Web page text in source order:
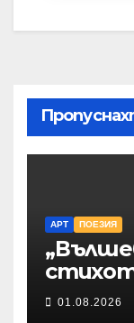
АРТ ПОЕЗИЯ
01.08.2026